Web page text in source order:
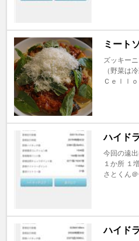
ミート
ズッキー
（野菜は
Ｃｅｌｌ
ハイド
今回の遠
１か所 １
さとくん
ハイド